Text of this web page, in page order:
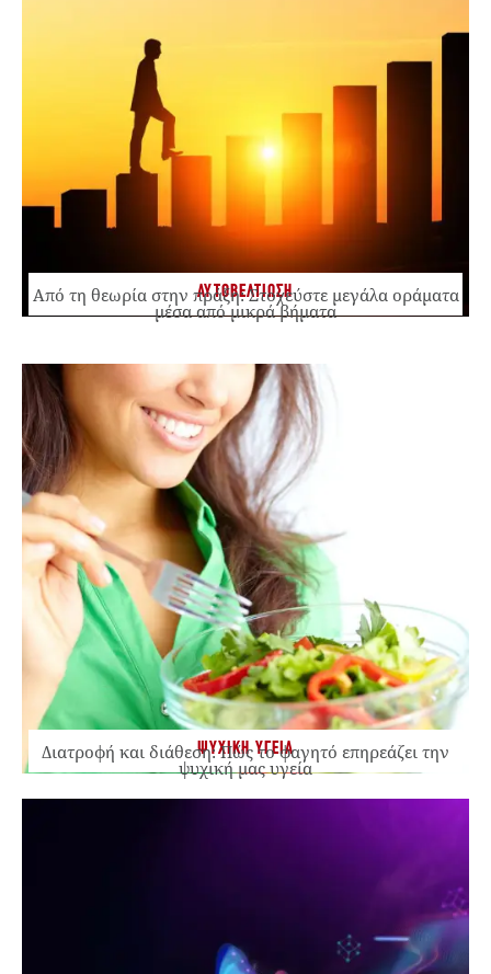
ΑΥΤΟΒΕΛΤΙΩΣΗ
Από τη θεωρία στην πράξη: Στοχεύστε μεγάλα οράματα
μέσα από μικρά βήματα
ΨΥΧΙΚΗ ΥΓΕΙΑ
Διατροφή και διάθεση: Πώς το φαγητό επηρεάζει την
ψυχική μας υγεία